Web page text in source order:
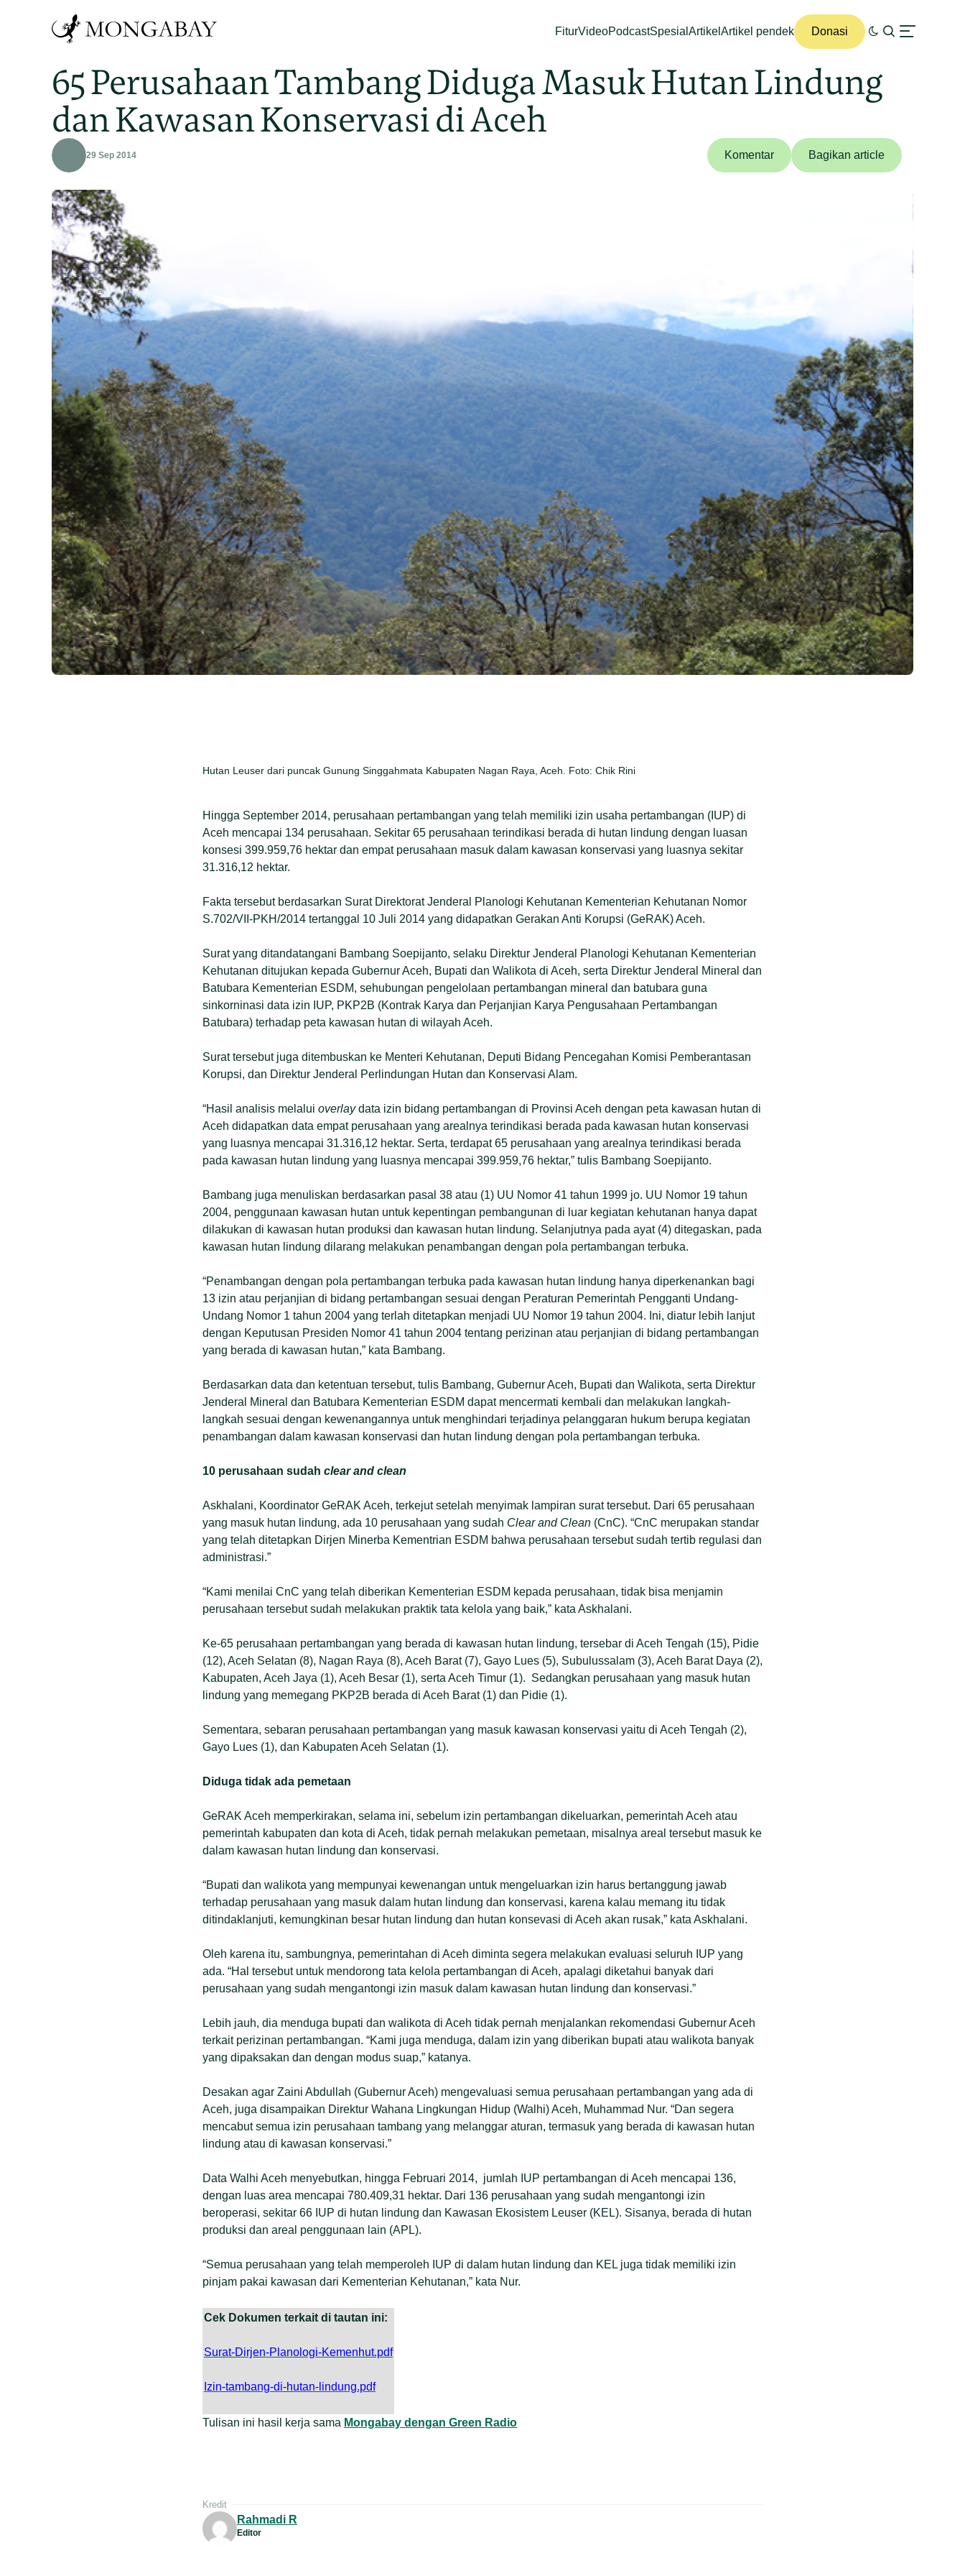
FiturVideoPodcastSpesial Artikel Artikel pendek Donasi
65 Perusahaan Tambang Diduga Masuk Hutan Lindung
dan Kawasan Konservasi di Aceh
29 Sep 2014 Komentar Bagikan article
Hutan Leuser dari puncak Gunung Singgahmata Kabupaten Nagan Raya, Aceh. Foto: Chik Rini
Hingga September 2014, perusahaan pertambangan yang telah memiliki izin usaha pertambangan (IUP) di
Aceh mencapai 134 perusahaan. Sekitar 65 perusahaan terindikasi berada di hutan lindung dengan luasan
konsesi 399.959,76 hektar dan empat perusahaan masuk dalam kawasan konservasi yang luasnya sekitar
31.316,12 hektar.
Fakta tersebut berdasarkan Surat Direktorat Jenderal Planologi Kehutanan Kementerian Kehutanan Nomor
S.702/VII-PKH/2014 tertanggal 10 Juli 2014 yang didapatkan Gerakan Anti Korupsi (GeRAK) Aceh.
Surat yang ditandatangani Bambang Soepijanto, selaku Direktur Jenderal Planologi Kehutanan Kementerian
Kehutanan ditujukan kepada Gubernur Aceh, Bupati dan Walikota di Aceh, serta Direktur Jenderal Mineral dan
Batubara Kementerian ESDM, sehubungan pengelolaan pertambangan mineral dan batubara guna
sinkorninasi data izin IUP, PKP2B (Kontrak Karya dan Perjanjian Karya Pengusahaan Pertambangan
Batubara) terhadap peta kawasan hutan di wilayah Aceh.
Surat tersebut juga ditembuskan ke Menteri Kehutanan, Deputi Bidang Pencegahan Komisi Pemberantasan
Korupsi, dan Direktur Jenderal Perlindungan Hutan dan Konservasi Alam.
“Hasil analisis melalui overlaydata izin bidang pertambangan di Provinsi Aceh dengan peta kawasan hutan di
Aceh didapatkan data empat perusahaan yang arealnya terindikasi berada pada kawasan hutan konservasi
yang luasnya mencapai 31.316,12 hektar. Serta, terdapat 65 perusahaan yang arealnya terindikasi berada
pada kawasan hutan lindung yang luasnya mencapai 399.959,76 hektar,” tulis Bambang Soepijanto.
Bambang juga menuliskan berdasarkan pasal 38 atau (1) UU Nomor 41 tahun 1999 jo. UU Nomor 19 tahun
2004, penggunaan kawasan hutan untuk kepentingan pembangunan di luar kegiatan kehutanan hanya dapat
dilakukan di kawasan hutan produksi dan kawasan hutan lindung. Selanjutnya pada ayat (4) ditegaskan, pada
kawasan hutan lindung dilarang melakukan penambangan dengan pola pertambangan terbuka.
“Penambangan dengan pola pertambangan terbuka pada kawasan hutan lindung hanya diperkenankan bagi
13 izin atau perjanjian di bidang pertambangan sesuai dengan Peraturan Pemerintah Pengganti Undang-
Undang Nomor 1 tahun 2004 yang terlah ditetapkan menjadi UU Nomor 19 tahun 2004. Ini, diatur lebih lanjut
dengan Keputusan Presiden Nomor 41 tahun 2004 tentang perizinan atau perjanjian di bidang pertambangan
yang berada di kawasan hutan,” kata Bambang.
Berdasarkan data dan ketentuan tersebut, tulis Bambang, Gubernur Aceh, Bupati dan Walikota, serta Direktur
Jenderal Mineral dan Batubara Kementerian ESDM dapat mencermati kembali dan melakukan langkah-
langkah sesuai dengan kewenangannya untuk menghindari terjadinya pelanggaran hukum berupa kegiatan
penambangan dalam kawasan konservasi dan hutan lindung dengan pola pertambangan terbuka.
10 perusahaan sudah clear and clean
Askhalani, Koordinator GeRAK Aceh, terkejut setelah menyimak lampiran surat tersebut. Dari 65 perusahaan
yang masuk hutan lindung, ada 10 perusahaan yang sudah Clear and Clean (CnC). “CnC merupakan standar
yang telah ditetapkan Dirjen Minerba Kementrian ESDM bahwa perusahaan tersebut sudah tertib regulasi dan
administrasi.”
“Kami menilai CnC yang telah diberikan Kementerian ESDM kepada perusahaan, tidak bisa menjamin
perusahaan tersebut sudah melakukan praktik tata kelola yang baik,” kata Askhalani.
Ke-65 perusahaan pertambangan yang berada di kawasan hutan lindung, tersebar di Aceh Tengah (15), Pidie
(12), Aceh Selatan (8), Nagan Raya (8), Aceh Barat (7), Gayo Lues (5), Subulussalam (3), Aceh Barat Daya (2),
Kabupaten, Aceh Jaya (1), Aceh Besar (1), serta Aceh Timur (1). Sedangkan perusahaan yang masuk hutan
lindung yang memegang PKP2B berada di Aceh Barat (1) dan Pidie (1).
Sementara, sebaran perusahaan pertambangan yang masuk kawasan konservasi yaitu di Aceh Tengah (2),
Gayo Lues (1), dan Kabupaten Aceh Selatan (1).
Diduga tidak ada pemetaan
GeRAK Aceh memperkirakan, selama ini, sebelum izin pertambangan dikeluarkan, pemerintah Aceh atau
pemerintah kabupaten dan kota di Aceh, tidak pernah melakukan pemetaan, misalnya areal tersebut masuk ke
dalam kawasan hutan lindung dan konservasi.
“Bupati dan walikota yang mempunyai kewenangan untuk mengeluarkan izin harus bertanggung jawab
terhadap perusahaan yang masuk dalam hutan lindung dan konservasi, karena kalau memang itu tidak
ditindaklanjuti, kemungkinan besar hutan lindung dan hutan konsevasi di Aceh akan rusak,” kata Askhalani.
Oleh karena itu, sambungnya, pemerintahan di Aceh diminta segera melakukan evaluasi seluruh IUP yang
ada. “Hal tersebut untuk mendorong tata kelola pertambangan di Aceh, apalagi diketahui banyak dari
perusahaan yang sudah mengantongi izin masuk dalam kawasan hutan lindung dan konservasi.”
Lebih jauh, dia menduga bupati dan walikota di Aceh tidak pernah menjalankan rekomendasi Gubernur Aceh
terkait perizinan pertambangan. “Kami juga menduga, dalam izin yang diberikan bupati atau walikota banyak
yang dipaksakan dan dengan modus suap,” katanya.
Desakan agar Zaini Abdullah (Gubernur Aceh) mengevaluasi semua perusahaan pertambangan yang ada di
Aceh, juga disampaikan Direktur Wahana Lingkungan Hidup (Walhi) Aceh, Muhammad Nur. “Dan segera
mencabut semua izin perusahaan tambang yang melanggar aturan, termasuk yang berada di kawasan hutan
lindung atau di kawasan konservasi.”
Data Walhi Aceh menyebutkan, hingga Februari 2014, jumlah IUP pertambangan di Aceh mencapai 136,
dengan luas area mencapai 780.409,31 hektar. Dari 136 perusahaan yang sudah mengantongi izin
beroperasi, sekitar 66 IUP di hutan lindung dan Kawasan Ekosistem Leuser (KEL). Sisanya, berada di hutan
produksi dan areal penggunaan lain (APL).
“Semua perusahaan yang telah memperoleh IUP di dalam hutan lindung dan KEL juga tidak memiliki izin
pinjam pakai kawasan dari Kementerian Kehutanan,” kata Nur.
Cek Dokumen terkait di tautan ini:
Surat-Dirjen-Planologi-Kemenhut.pdf
Izin-tambang-di-hutan-lindung.pdf
Tulisan ini hasil kerja sama Mongabay dengan Green Radio
Kredit
Rahmadi R
Editor